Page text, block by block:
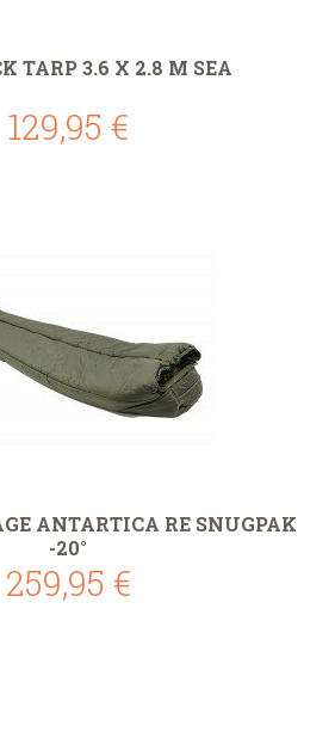
TARP 3.6 X 2.8 M SEA
129,95 €
ANTARTICA RE SNUGPAK
-20°
259,95 €